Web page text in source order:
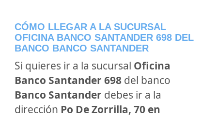
CÓMO LLEGAR A LA SUCURSAL
OFICINA BANCO SANTANDER 698 DEL
BANCO BANCO SANTANDER
Si quieres ir a la sucursal Oficina
Banco Santander 698 del banco
Banco Santander debes ir a la
dirección Po De Zorrilla, 70 en